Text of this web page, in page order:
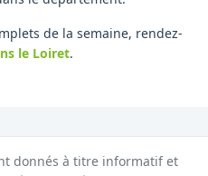
de la semaine, rendez-
le Loiret.
donnés à titre informatif et